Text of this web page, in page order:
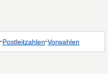
·Postleitzahlen·Vorwahlen